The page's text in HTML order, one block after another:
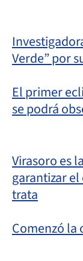
Verde” por
El primer
se podrá
Virasoro es
garantizar
trata
Comenzó la